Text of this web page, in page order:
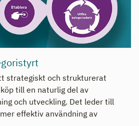
strategiskt och strukturerat
till en naturlig del av
och utveckling. Det leder till
effektiv användning av